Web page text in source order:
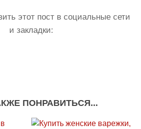
этот пост в социальные сети
и закладки:
ПОНРАВИТЬСЯ...